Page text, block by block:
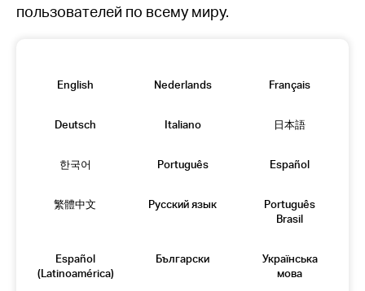
пользователей по всему миру.
English Nederlands Français
Deutsch Italiano 日本語
한국어 Português Español
繁體中文 Русский язык
Português
Brasil
Español
(Latinoamérica)
Български
Українська
мова